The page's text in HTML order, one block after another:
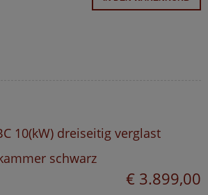
10(kW) dreiseitig verglast
schwarz
€ 3.899,00